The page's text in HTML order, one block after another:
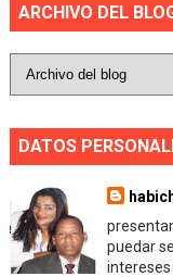
ARCHIVO DEL
DATOS
puedar
intereses